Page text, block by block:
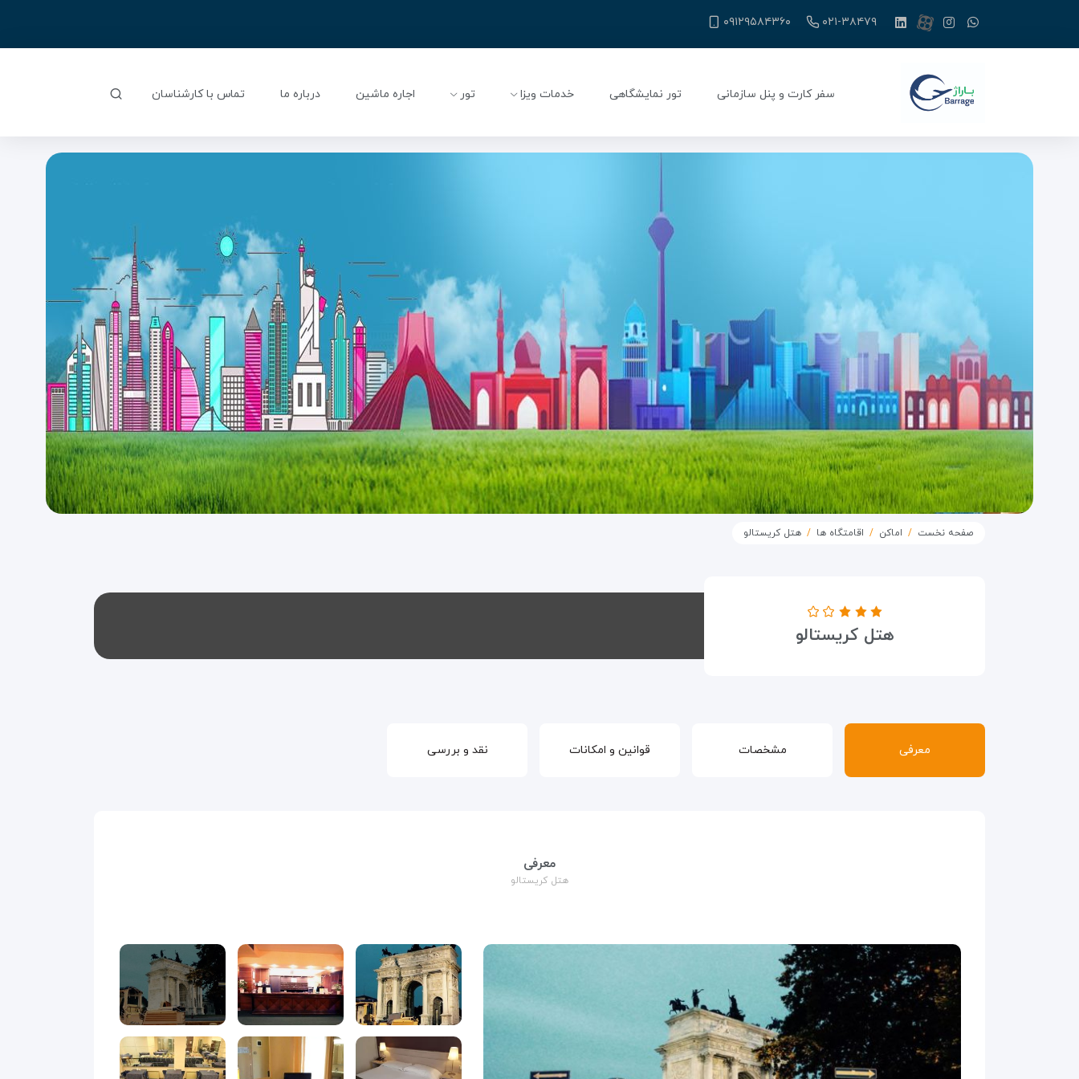
۰۲۱-۳۸۴۷۹ ۰۹۱۲۹۵۸۴۳۶۰
سفر کارت و پنل سازمانی تور نمایشگاهی خدمات ویزا تور اجاره ماشین درباره ما تماس با کارشناسان
صفحه نخست اماکن اقامتگاه ها هتل کریستالو
هتل کریستالو
معرفی مشخصات قوانین و امکانات نقد و بررسی
معرفی
هتل کریستالو